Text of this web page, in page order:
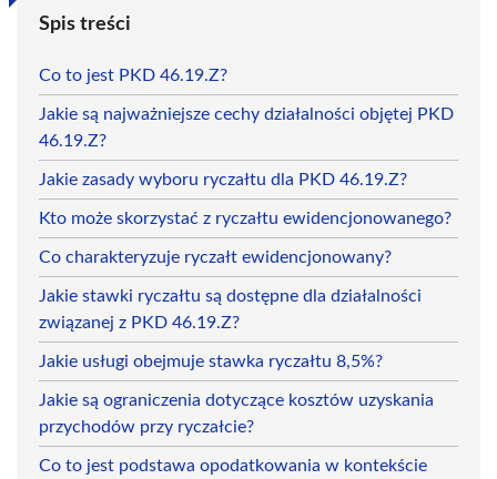
Spis treści
Co to jest PKD 46.19.Z?
Jakie są najważniejsze cechy działalności objętej PKD
46.19.Z?
Jakie zasady wyboru ryczałtu dla PKD 46.19.Z?
Kto może skorzystać z ryczałtu ewidencjonowanego?
Co charakteryzuje ryczałt ewidencjonowany?
Jakie stawki ryczałtu są dostępne dla działalności
związanej z PKD 46.19.Z?
Jakie usługi obejmuje stawka ryczałtu 8,5%?
Jakie są ograniczenia dotyczące kosztów uzyskania
przychodów przy ryczałcie?
Co to jest podstawa opodatkowania w kontekście